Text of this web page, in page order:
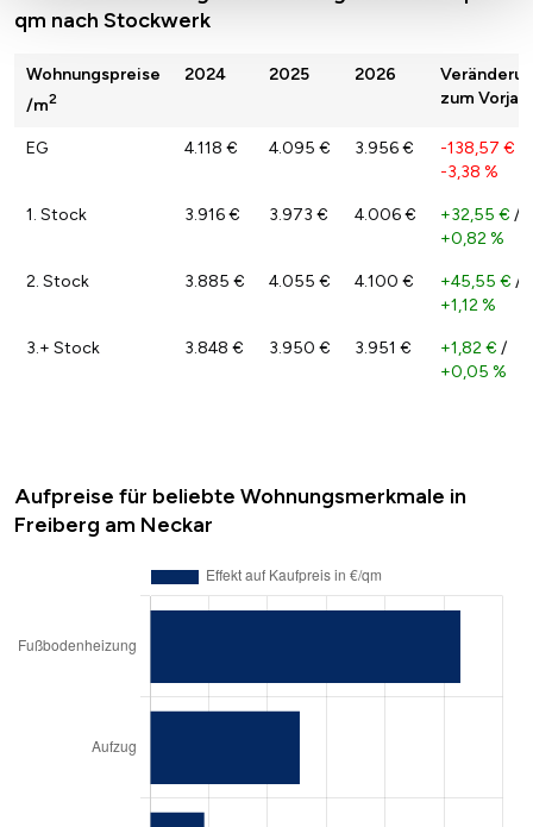
qm nach Stockwerk
Wohnungspreise
/m2
2024 2025 2026
zum Vorjahr
EG 4.118 € 4.095 € 3.956 € -138,57 €
-3,38 %
1. Stock 3.916 € 3.973 € 4.006 € +32,55 € /
+0,82 %
2. Stock 3.885 € 4.055 € 4.100 € +45,55 € /
+1,12 %
3.+ Stock 3.848 € 3.950 € 3.951 € +1,82 € /
+0,05 %
Aufpreise für beliebte Wohnungsmerkmale in
Freiberg am Neckar